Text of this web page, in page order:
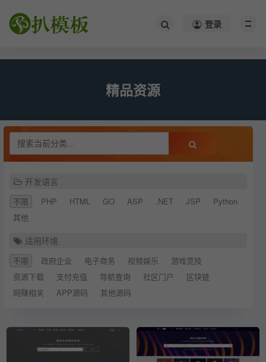
登录
精品资源
开发语言
不限 PHP HTML GO ASP .NET JSP
Python
其他
适用环境
不限 政府企业 电子商务 视频娱乐
游戏竞技
资源下载
支付充值 导航查询 社区门户
区块链
网赚相关
APP源码 其他源码